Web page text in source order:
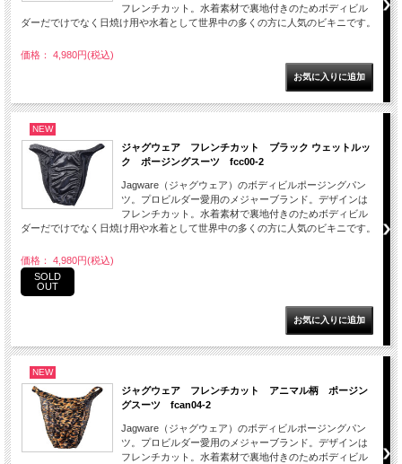
フレンチカット。水着素材で裏地付きのためボディビル
ダーだでけでなく日焼け用や水着として世界中の多くの方に人気のビキニです。
価格： 4,980円(税込)
NEW
ジャグウェア フレンチカット ブラック ウェットルッ
ク ポージングスーツ fcc00-2
Jagware（ジャグウェア）のボディビルポージングパン
ツ。プロビルダー愛用のメジャーブランド。デザインは
フレンチカット。水着素材で裏地付きのためボディビル
ダーだでけでなく日焼け用や水着として世界中の多くの方に人気のビキニです。
価格： 4,980円(税込)
SOLD
OUT
NEW
ジャグウェア フレンチカット アニマル柄 ポージン
グスーツ fcan04-2
Jagware（ジャグウェア）のボディビルポージングパン
ツ。プロビルダー愛用のメジャーブランド。デザインは
フレンチカット。水着素材で裏地付きのためボディビル